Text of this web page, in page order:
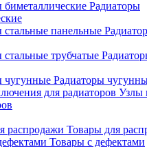
Радиаторы
Радиаторы
Узлы
Товары для
Товары с дефектами